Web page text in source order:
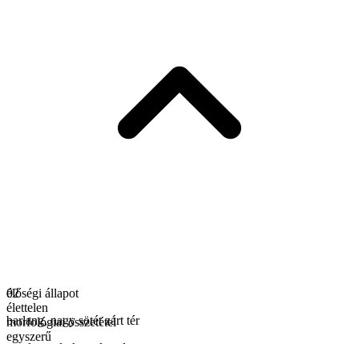
élőségi állapot
élettelen
morfológiai összetétel
egyszerű
02
barlang,nagy sötét zárt tér